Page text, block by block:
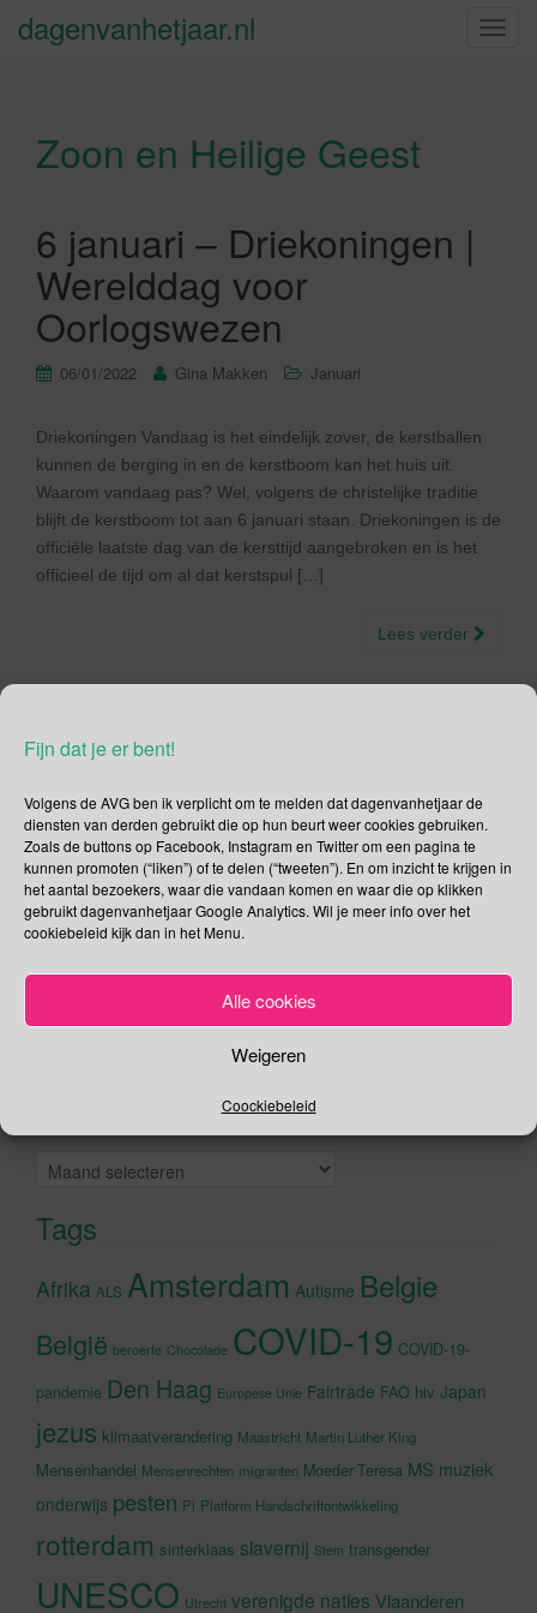
Fijn dat je er bent!
Volgens de AVG ben ik verplicht om te melden dat dagenvanhetjaar de
diensten van derden gebruikt die op hun beurt weer cookies gebruiken.
Zoals de buttons op Facebook, Instagram en Twitter om een pagina te
kunnen promoten (“liken”) of te delen (“tweeten”). En om inzicht te krijgen in
het aantal bezoekers, waar die vandaan komen en waar die op klikken
gebruikt dagenvanhetjaar Google Analytics. Wil je meer info over het
cookiebeleid kijk dan in het Menu.
Alle cookies
Weigeren
Coockiebeleid
S
dagenvanhetjaar.nl
Zoon en Heilige Geest
6 januari – Driekoningen |
Werelddag voor
Oorlogswezen
06/01/2022 Gina Makken Januari
Driekoningen Vandaag is het eindelijk zover, de kerstballen
kunnen de berging in en de kerstboom kan het huis uit.
Waarom vandaag pas? Wel, volgens de christelijke traditie
blijft de kerstboom tot aan 6 januari staan. Driekoningen is de
officiële laatste dag van de kersttijd aangebroken en is het
officieel de tijd om al dat kerstspul […]
Lees verder
Social Media
Je kunt me volgen op
Zoeken
naar:
Recente tweetsKlik om marketing cookies te
schakelen
Archieven
Tags
Afrika ALS Amsterdam Autisme Belgie
België beroerte Chocolade COVID-19 COVID-19-
pandemie Den Haag Europese Unie Fairtrade FAO hiv Japan
jezus klimaatverandering Maastricht Martin Luther King
Mensenhandel Mensenrechten migranten Moeder Teresa MS muziek
onderwijs pesten Pi Platform Handschriftontwikkeling
rotterdam sinterklaas slavernij Stem transgender
UNESCO Utrecht verenigde naties Vlaanderen